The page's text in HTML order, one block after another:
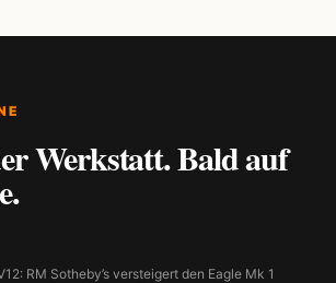
Werkstatt. Bald auf
RM Sotheby’s versteigert den Eagle Mk 1